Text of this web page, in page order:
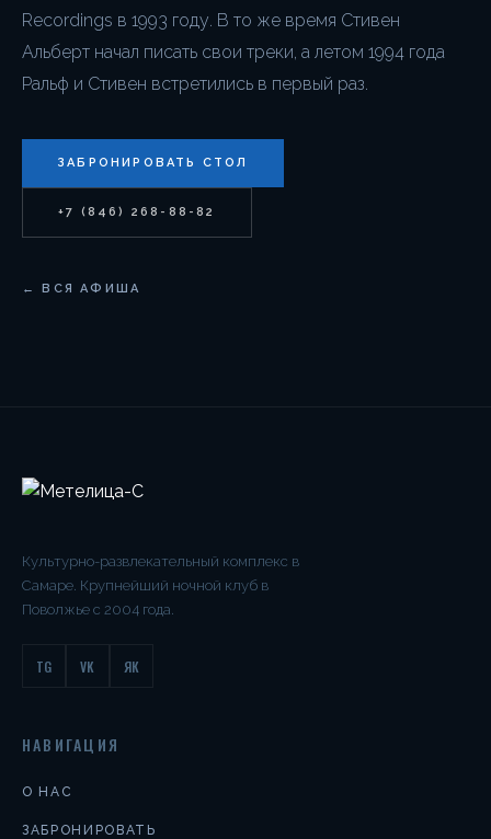
Recordings в 1993 году. В то же время Стивен
Альберт начал писать свои треки, а летом 1994 года
Ральф и Стивен встретились в первый раз.
ЗАБРОНИРОВАТЬ СТОЛ
+7 (846) 268-88-82
← ВСЯ АФИША
Культурно-развлекательный комплекс в
Самаре. Крупнейший ночной клуб в
Поволжье с 2004 года.
TG VK ЯК
НАВИГАЦИЯ
О НАС
ЗАБРОНИРОВАТЬ